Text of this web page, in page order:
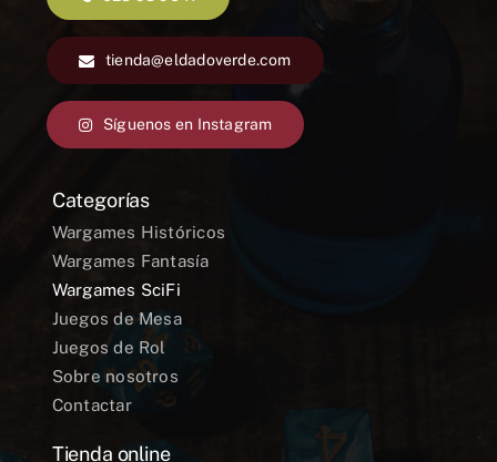
tienda@eldadoverde.com
Síguenos en Instagram
Categorías
Wargames Históricos
Wargames Fantasía
Wargames SciFi
Juegos de Mesa
Juegos de Rol
Sobre nosotros
Contactar
Tienda online